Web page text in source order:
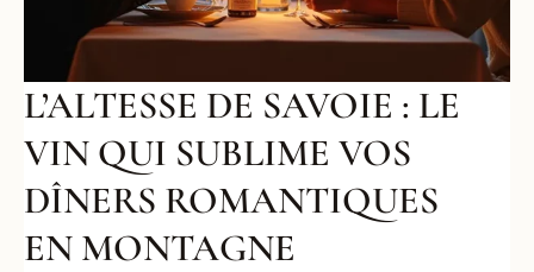
L’ALTESSE DE SAVOIE : LE
VIN QUI SUBLIME VOS
DÎNERS ROMANTIQUES
EN MONTAGNE